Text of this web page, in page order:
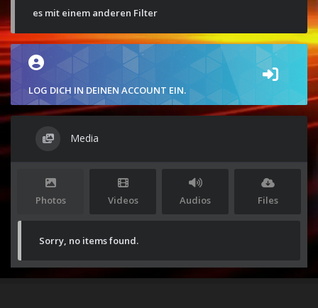
es mit einem anderen Filter
LOG DICH IN DEINEN ACCOUNT EIN.
Media
Photos Videos Audios Files
Sorry, no items found.